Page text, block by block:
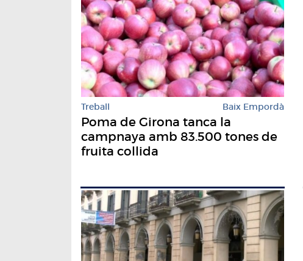
Treball Baix Empordà
Poma de Girona tanca la
campnaya amb 83.500 tones de
fruita collida